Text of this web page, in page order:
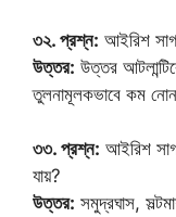
৩২. প্রশ্ন: আইরিশ
উত্তর: উত্তর
তুলনামূলকভাবে কম
৩৩. প্রশ্ন: আইরিশ
যায়?
উত্তর: সমুদ্রঘাস,